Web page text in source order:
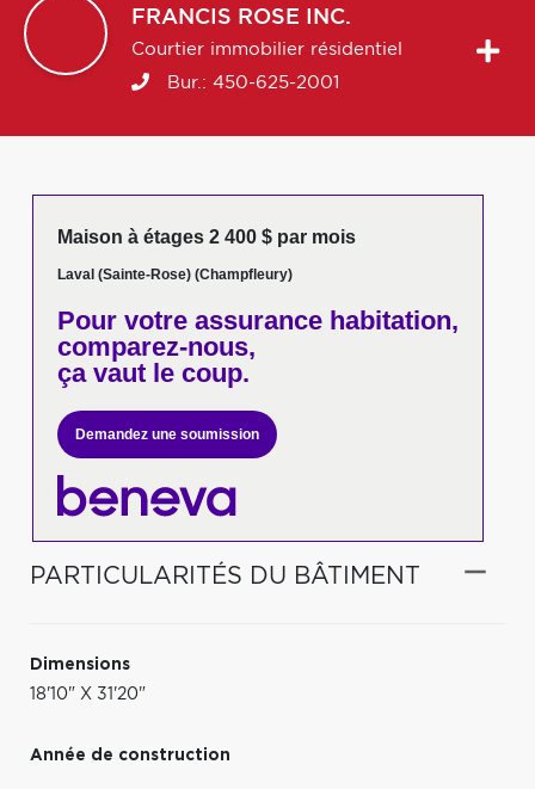
FRANCIS ROSE INC.
Courtier immobilier résidentiel
Bur.: 450-625-2001
Maison à étages 2 400 $ par mois
Laval (Sainte-Rose) (Champfleury)
Pour votreassurance habitation,
comparez-nous,
ça vaut le coup.
Demandez une soumission
PARTICULARITÉS DU BÂTIMENT
Dimensions
18'10" X 31'20"
Année de construction